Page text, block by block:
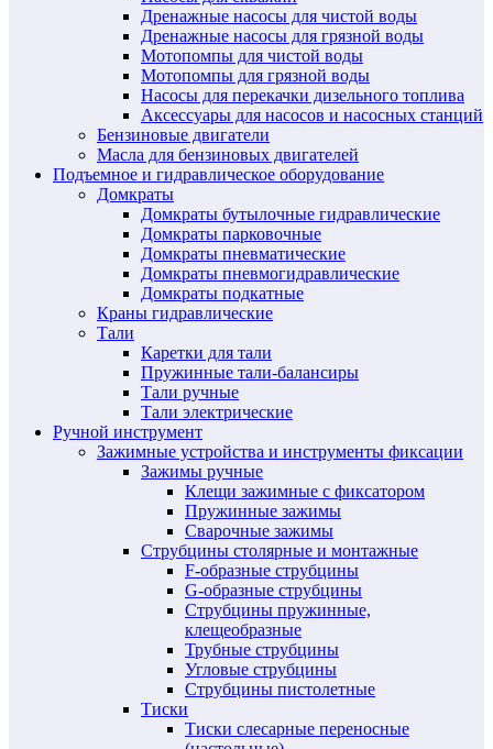
Дренажные насосы для чистой воды
Дренажные насосы для грязной воды
Мотопомпы для чистой воды
Мотопомпы для грязной воды
Насосы для перекачки дизельного топлива
Аксессуары для насосов и насосных станций
Бензиновые двигатели
Масла для бензиновых двигателей
Подъемное и гидравлическое оборудование
Домкраты
Домкраты бутылочные гидравлические
Домкраты парковочные
Домкраты пневматические
Домкраты пневмогидравлические
Домкраты подкатные
Краны гидравлические
Тали
Каретки для тали
Пружинные тали-балансиры
Тали ручные
Тали электрические
Ручной инструмент
Зажимные устройства и инструменты фиксации
Зажимы ручные
Клещи зажимные с фиксатором
Пружинные зажимы
Сварочные зажимы
Струбцины столярные и монтажные
F-образные струбцины
G-образные струбцины
Струбцины пружинные,
клещеобразные
Трубные струбцины
Угловые струбцины
Струбцины пистолетные
Тиски
Тиски слесарные переносные